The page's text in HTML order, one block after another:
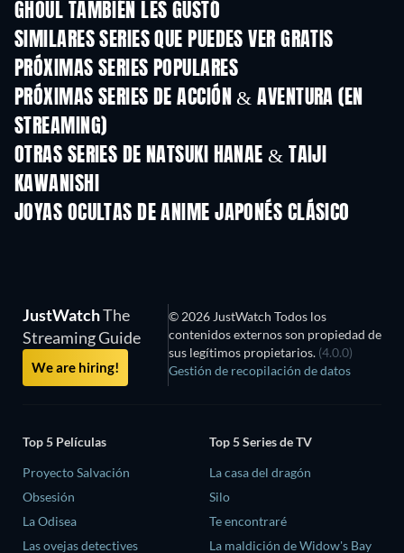
GHOUL TAMBIÉN LES GUSTÓ
TV
SIMILARES SERIES QUE PUEDES VER GRATIS
TV TV
PRÓXIMAS SERIES POPULARES
TV
PRÓXIMAS SERIES DE ACCIÓN & AVENTURA (EN
STREAMING)Temporada 2
OTRAS SERIES DE NATSUKI HANAE & TAIJI
KAWANISHI
JOYAS OCULTAS DE ANIME JAPONÉS CLÁSICO
TV TV
JustWatchThe
Streaming Guide
We are hiring!
© 2026 JustWatch Todos los
contenidos externos son propiedad de
sus legítimos propietarios. (4.0.0)
Gestión de recopilación de datos
Top 5 Películas
Proyecto Salvación
Obsesión
La Odisea
Las ovejas detectives
Top 5 Series de TV
La casa del dragón
Silo
Te encontraré
La maldición de Widow's Bay